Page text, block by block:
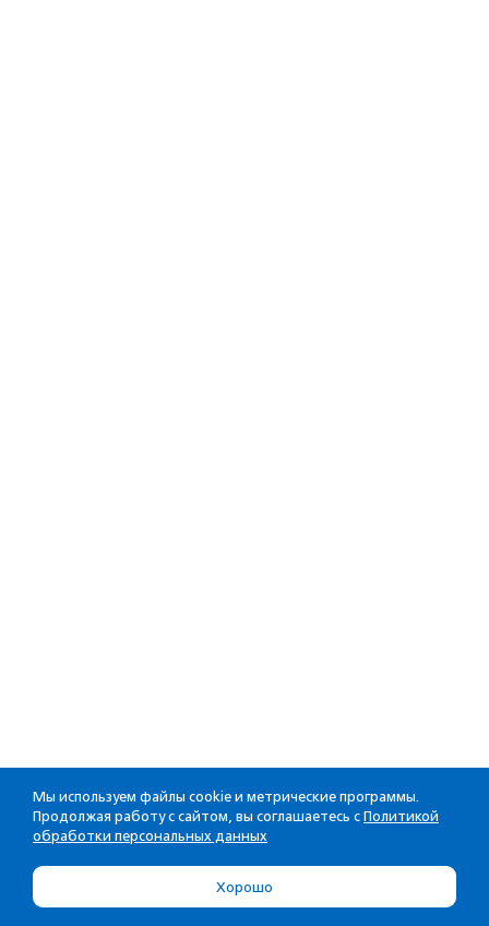
Мы используем файлы cookie и метрические программы.
Продолжая работу с сайтом, вы соглашаетесь с Политикой
обработки персональных данных
Хорошо